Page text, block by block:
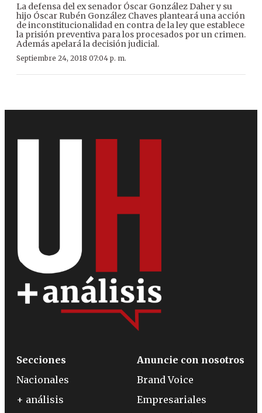
La defensa del ex senador Óscar González Daher y su
hijo Óscar Rubén González Chaves planteará una acción
de inconstitucionalidad en contra de la ley que establece
la prisión preventiva para los procesados por un crimen.
Además apelará la decisión judicial.
Septiembre 24, 2018 07:04 p. m.
Secciones
Nacionales
+ análisis
Anuncie con nosotros
Brand Voice
Empresariales